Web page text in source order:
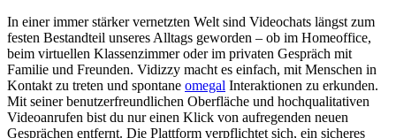
In einer immer stärker vernetzten Welt sind Videochats längst zum
festen Bestandteil unseres Alltags geworden – ob im Homeoffice,
beim virtuellen Klassenzimmer oder im privaten Gespräch mit
Familie und Freunden. Vidizzy macht es einfach, mit Menschen in
Kontakt zu treten und spontane omegal Interaktionen zu erkunden.
Mit seiner benutzerfreundlichen Oberfläche und hochqualitativen
Videoanrufen bist du nur einen Klick von aufregenden neuen
Gesprächen entfernt. Die Plattform verpflichtet sich, ein sicheres